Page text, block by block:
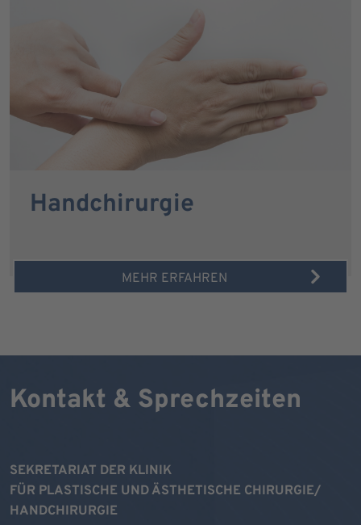
Handchirurgie
MEHR ERFAHREN
Kontakt & Sprechzeiten
SEKRETARIAT DER KLINIK
FÜR PLASTISCHE UND ÄSTHETISCHE CHIRURGIE/
HANDCHIRURGIE